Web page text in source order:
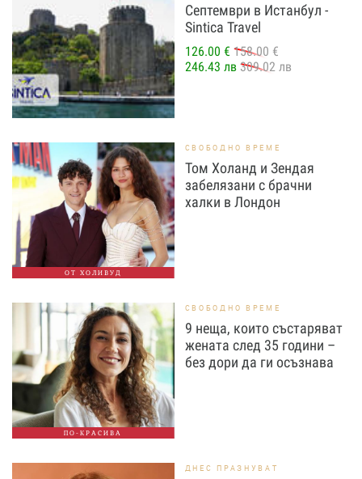
Септември в Истанбул -
Sintica Travel
126.00 € 158.00 €
246.43 лв 309.02 лв
ОТ ХОЛИВУД
СВОБОДНО ВРЕМЕ
Том Холанд и Зендая
забелязани с брачни
халки в Лондон
ПО-КРАСИВА
СВОБОДНО ВРЕМЕ
9 неща, които състаряват
жената след 35 години –
без дори да ги осъзнава
ДНЕС ПРАЗНУВАТ